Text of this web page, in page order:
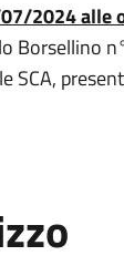
2024 alle
Borsellino
SCA,